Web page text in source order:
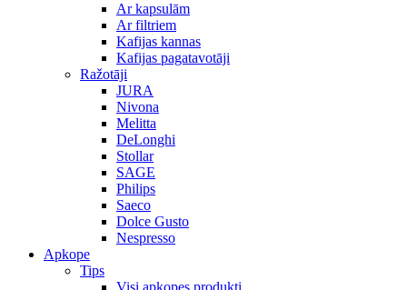
Ar kapsulām
Ar filtriem
Kafijas kannas
Kafijas pagatavotāji
Ražotāji
JURA
Nivona
Melitta
DeLonghi
Stollar
SAGE
Philips
Saeco
Dolce Gusto
Nespresso
Apkope
Tips
Visi apkopes produkti